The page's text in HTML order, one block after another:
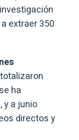
extraer 350
ha
y a junio
directos y